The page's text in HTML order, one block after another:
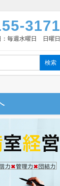
3171
毎週水曜日 日曜日